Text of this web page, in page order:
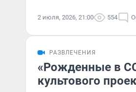
2 июля, 2026, 21:00 554
РАЗВЛЕЧЕНИЯ
«Рожденные в
культового